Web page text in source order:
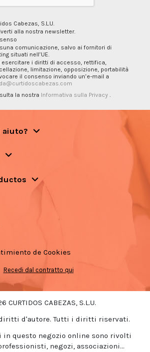
Cabezas, S.L.U.
alla nostra newsletter.
comunicazione, salvo ai fornitori di
situati nell’UE.
esercitare i diritti di accesso, rettifica,
limitazione, opposizione, portabilità
il consenso inviando un’e-mail a
la nostra Informativa sulla Privacy
aiuto?
de Cookies
Recedi dal contratto qui
CURTIDOS CABEZAS, S.L.U.
d'autore. Tutti i diritti riservati.
questo negozio online sono rivolti
negozi, associazioni...